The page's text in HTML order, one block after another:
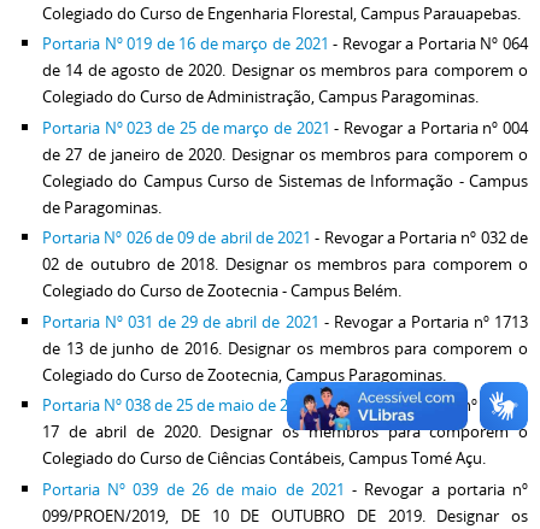
Colegiado do Curso de Engenharia Florestal, Campus Parauapebas.
Portaria Nº 019 de 16 de março de 2021 - Revogar a Portaria Nº 064
de 14 de agosto de 2020. Designar os membros para comporem o
Colegiado do Curso de Administração, Campus Paragominas.
Portaria Nº 023 de 25 de março de 2021 - Revogar a Portaria nº 004
de 27 de janeiro de 2020. Designar os membros para comporem o
Colegiado do Campus Curso de Sistemas de Informação - Campus
de Paragominas.
Portaria Nº 026 de 09 de abril de 2021 - Revogar a Portaria nº 032 de
02 de outubro de 2018. Designar os membros para comporem o
Colegiado do Curso de Zootecnia - Campus Belém.
Portaria Nº 031 de 29 de abril de 2021 - Revogar a Portaria nº 1713
de 13 de junho de 2016. Designar os membros para comporem o
Colegiado do Curso de Zootecnia, Campus Paragominas.
Portaria Nº 038 de 25 de maio de 2021- Revogar a Portaria nº 035 de
17 de abril de 2020. Designar os membros para comporem o
Colegiado do Curso de Ciências Contábeis, Campus Tomé Açu.
Portaria Nº 039 de 26 de maio de 2021 - Revogar a portaria nº
099/PROEN/2019, DE 10 DE OUTUBRO DE 2019. Designar os